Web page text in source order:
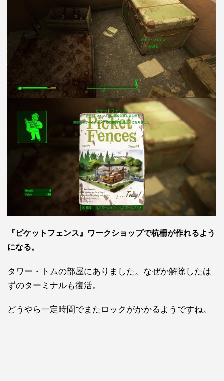
『ピケットフェンス』ワークショップで杭柵が作れるよう
になる。
タワー・トムの部屋にありました。なぜか解除したは
ずのターミナルも復活。
どうやら一定時間でまたロックがかかるようですね。